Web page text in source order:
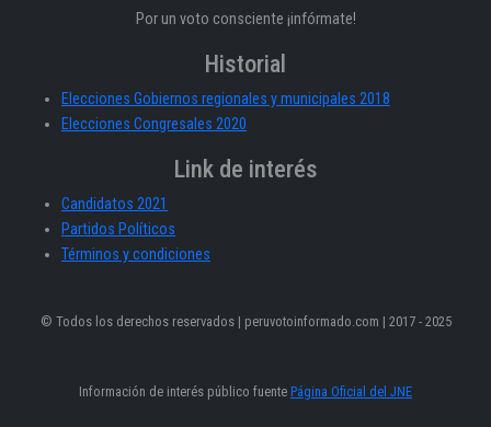
Por un voto consciente ¡infórmate!
Historial
Elecciones Gobiernos regionales y municipales 2018
Elecciones Congresales 2020
Link de interés
Candidatos 2021
Partidos Políticos
Términos y condiciones
© Todos los derechos reservados | peruvotoinformado.com | 2017 - 2025
Información de interés público fuente Página Oficial del JNE